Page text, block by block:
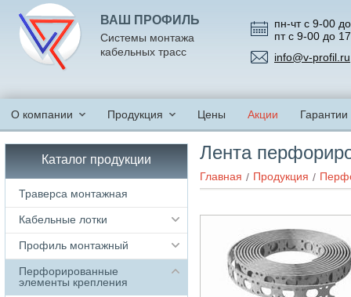
ВАШ ПРОФИЛЬ
Системы монтажа
кабельных трасс
пн-чт с 9-00
пт с 9-00 до
info@v-profil.ru
О компании Продукция Цены Акции Гарантии
Лента
Главная Продукция
Каталог продукции
Траверса монтажная
Кабельные лотки
Профиль монтажный
Перфорированные
элементы крепления